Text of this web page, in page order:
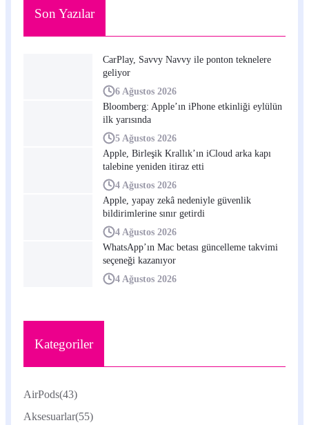
Son Yazılar
CarPlay, Savvy Navvy ile ponton teknelere
geliyor
6 Ağustos 2026
Bloomberg: Apple’ın iPhone etkinliği eylülün
ilk yarısında
5 Ağustos 2026
Apple, Birleşik Krallık’ın iCloud arka kapı
talebine yeniden itiraz etti
4 Ağustos 2026
Apple, yapay zekâ nedeniyle güvenlik
bildirimlerine sınır getirdi
4 Ağustos 2026
WhatsApp’ın Mac betası güncelleme takvimi
seçeneği kazanıyor
4 Ağustos 2026
Kategoriler
AirPods(43)
Aksesuarlar(55)